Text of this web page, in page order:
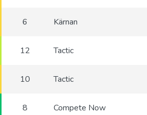
6 Kärnan
12 Tactic
10 Tactic
8 Compete Now